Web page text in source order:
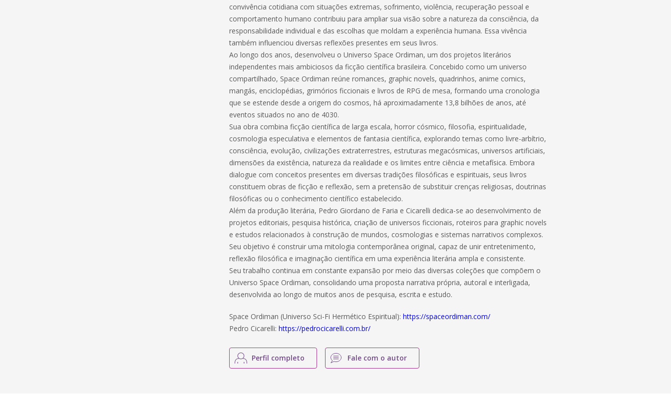
convivência cotidiana com situações extremas, sofrimento, violência, recuperação pessoal e
comportamento humano contribuiu para ampliar sua visão sobre a natureza da consciência, da
responsabilidade individual e das escolhas que moldam a experiência humana. Essa vivência
também influenciou diversas reflexões presentes em seus livros.
Ao longo dos anos, desenvolveu o Universo Space Ordiman, um dos projetos literários
independentes mais ambiciosos da ficção científica brasileira. Concebido como um universo
compartilhado, Space Ordiman reúne romances, graphic novels, quadrinhos, anime comics,
mangás, enciclopédias, grimórios ficcionais e livros de RPG de mesa, formando uma cronologia
que se estende desde a origem do cosmos, há aproximadamente 13,8 bilhões de anos, até
eventos situados no ano de 4030.
Sua obra combina ficção científica de larga escala, horror cósmico, filosofia, espiritualidade,
cosmologia especulativa e elementos de fantasia científica, explorando temas como livre-arbítrio,
consciência, evolução, civilizações extraterrestres, estruturas megacósmicas, universos artificiais,
dimensões da existência, natureza da realidade e os limites entre ciência e metafísica. Embora
dialogue com conceitos presentes em diversas tradições filosóficas e espirituais, seus livros
constituem obras de ficção e reflexão, sem a pretensão de substituir crenças religiosas, doutrinas
filosóficas ou o conhecimento científico estabelecido.
Além da produção literária, Pedro Giordano de Faria e Cicarelli dedica-se ao desenvolvimento de
projetos editoriais, pesquisa histórica, criação de universos ficcionais, roteiros para graphic novels
e estudos relacionados à construção de mundos, cosmologias e sistemas narrativos complexos.
Seu objetivo é construir uma mitologia contemporânea original, capaz de unir entretenimento,
reflexão filosófica e imaginação científica em uma experiência literária ampla e consistente.
Seu trabalho continua em constante expansão por meio das diversas coleções que compõem o
Universo Space Ordiman, consolidando uma proposta narrativa própria, autoral e interligada,
desenvolvida ao longo de muitos anos de pesquisa, escrita e estudo.
Space Ordiman (Universo Sci-Fi Hermético Espiritual):https://spaceordiman.com/
Pedro Cicarelli:https://pedrocicarelli.com.br/
Perfil completo Fale com o autor